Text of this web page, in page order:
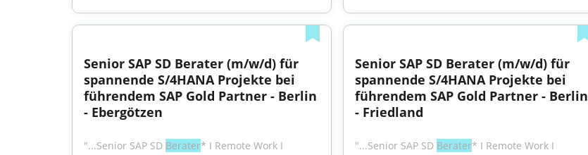
Senior SAP SD Berater (m/w/d) für
spannende S/4HANA Projekte bei
führendem SAP Gold Partner - Berlin
- Ebergötzen
"...Senior SAP SD Berater* I Remote Work I
Senior SAP SD Berater (m/w/d) für
spannende S/4HANA Projekte bei
führendem SAP Gold Partner - Berlin
- Friedland
"...Senior SAP SD Berater* I Remote Work I